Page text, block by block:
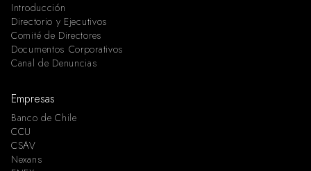
Introducción
Directorio y Ejecutivos
Comité de Directores
Documentos Corporativos
Canal de Denuncias
Empresas
Banco de Chile
CCU
CSAV
Nexans